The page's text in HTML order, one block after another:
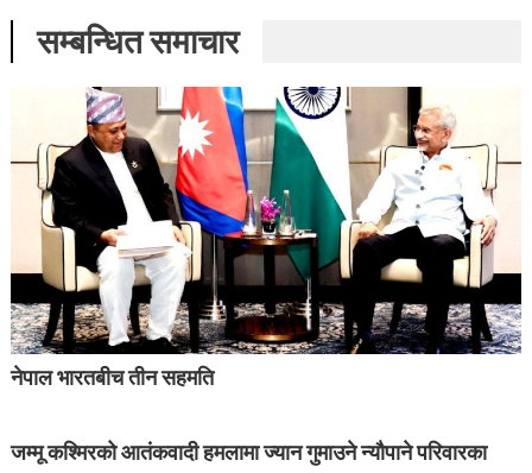
सम्बन्धित समाचार
नेपाल भारतबीच तीन सहमति
जम्मू कश्मिरको आतंकवादी हमलामा ज्यान गुमाउने न्यौपाने परिवारका